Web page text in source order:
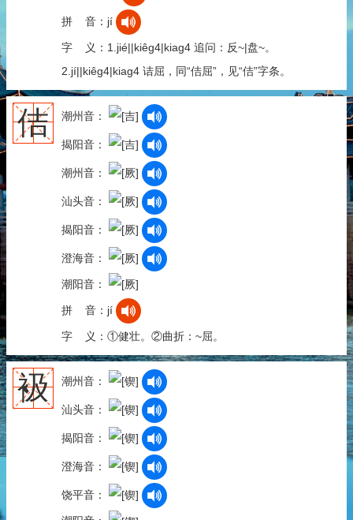
拼 音：jí
字 义：1.jié||kiêg4|kiag4 追问：反~|盘~。
2.jí||kiêg4|kiag4 诘屈，同“佶屈”，见“佶”字条。
佶 潮州音：
揭阳音：
潮州音：
汕头音：
揭阳音：
澄海音：
潮阳音：
拼 音：jí
字 义：①健壮。②曲折：~屈。
衱 潮州音：
汕头音：
揭阳音：
澄海音：
饶平音：